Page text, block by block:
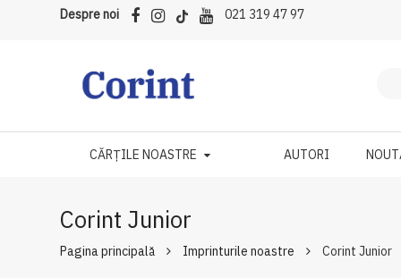
Despre noi 021 319 47 97
CĂRȚILE NOASTRE AUTORI
Corint Junior
Pagina principală Imprinturile noastre Corint Junior